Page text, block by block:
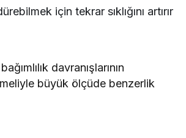
için tekrar sıklığını artırır
davranışlarının
büyük ölçüde benzerlik